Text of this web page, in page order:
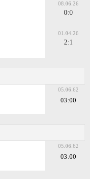
08.06.26
0:0
01.04.26
2:1
05.06.62
03:00
05.06.62
03:00